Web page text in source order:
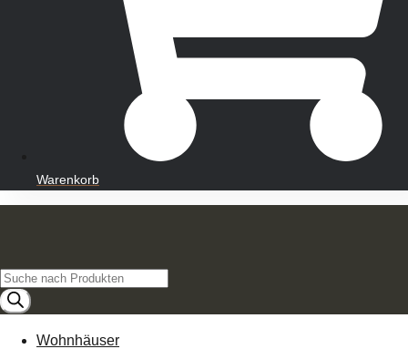
Warenkorb
Products
search
Wohnhäuser